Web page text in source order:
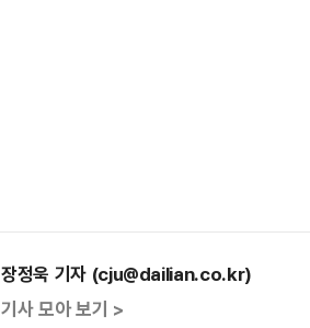
장정욱 기자 (cju@dailian.co.kr)
기사 모아 보기 >